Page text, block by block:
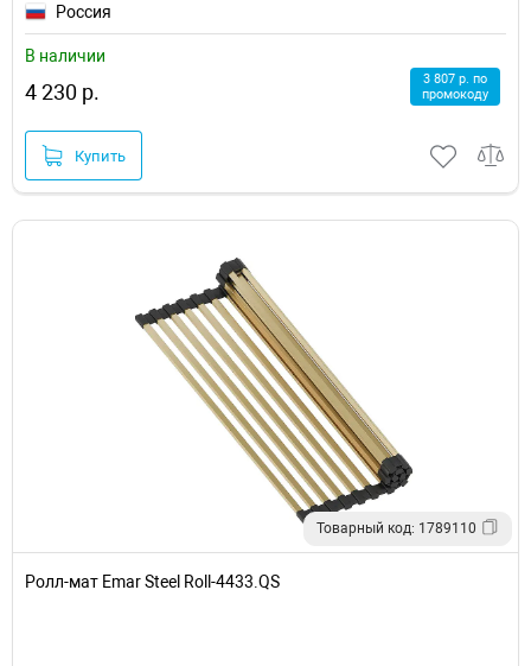
Россия
В наличии
4 230 р.
3 807 р. по
промокоду
Купить
Товарный код: 1789110
Ролл-мат Emar Steel Roll-4433.QS